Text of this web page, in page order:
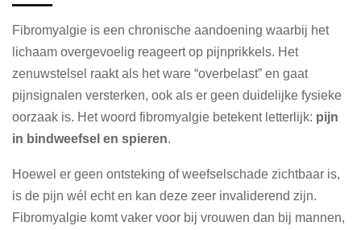
Fibromyalgie is een chronische aandoening waarbij het
lichaam overgevoelig reageert op pijnprikkels. Het
zenuwstelsel raakt als het ware “overbelast” en gaat
pijnsignalen versterken, ook als er geen duidelijke fysieke
oorzaak is. Het woord fibromyalgie betekent letterlijk: pijn
in bindweefsel en spieren.
Hoewel er geen ontsteking of weefselschade zichtbaar is,
is de pijn wél echt en kan deze zeer invaliderend zijn.
Fibromyalgie komt vaker voor bij vrouwen dan bij mannen,